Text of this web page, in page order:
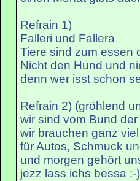
Refrain 1)
Falleri und Fallera
Tiere sind zum essen
Nicht den Hund und
denn wer isst schon
Refrain 2) (gröhlend
wir sind vom Bund der
wir brauchen ganz viel
für Autos, Schmuck
und morgen gehört
jezz lass ichs bessa :-)